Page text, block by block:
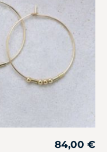
84,00 €